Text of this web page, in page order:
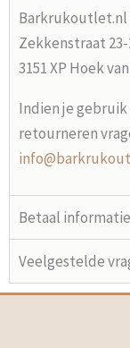
Barkrukoutlet.nl
Zekkenstraat 23-
3151 XP Hoek
Indien je
retourneren
Betaal informatie
Veelgestelde